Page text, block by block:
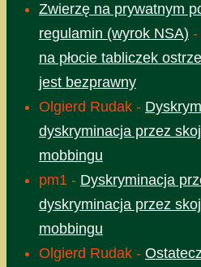
Zwierzę na prywatnym
regulamin (wyrok NSA) -
na płocie tabliczek
jest bezprawny
Olgierd Rudak -
dyskryminacja przez
mobbingu
pm1 - Dyskryminacja
dyskryminacja przez
mobbingu
Olgierd Rudak -